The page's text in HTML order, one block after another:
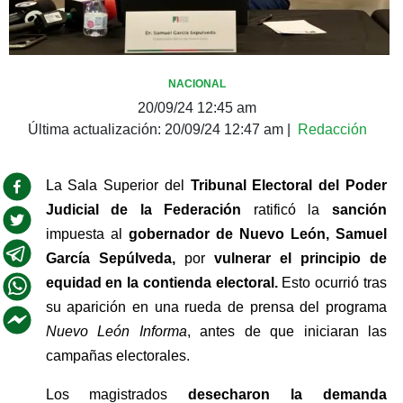
NACIONAL
20/09/24 12:45 am
Última actualización: 20/09/24 12:47 am| Redacción
La Sala Superior del Tribunal Electoral del Poder
Judicial de la Federación ratificó la
impuesta al gobernador de Nuevo León, Samuel
García Sepúlveda, por vulnerar el principio de
equidad en la contienda electoral. Esto ocurrió tras
Nuevo León Informa, antes de que iniciaran las
campañas electorales.
Los magistrados desecharon la demanda